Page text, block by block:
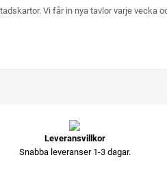
Vi får in nya tavlor varje vecka
Leveransvillkor
Snabba leveranser 1-3 dagar.